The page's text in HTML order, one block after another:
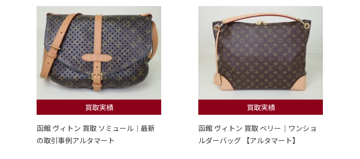
買取実績
函館 ヴィトン 買取 ソミュール｜最新
の取引事例アルタマート
買取実績
函館 ヴィトン 買取 ベリー｜ワンショ
ルダーバッグ 【アルタマート】